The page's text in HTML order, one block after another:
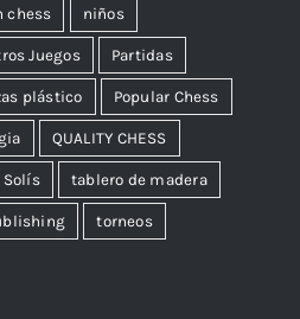
chess niños
Juegos Partidas
plástico Popular Chess
QUALITY CHESS
Solís tablero de madera
torneos